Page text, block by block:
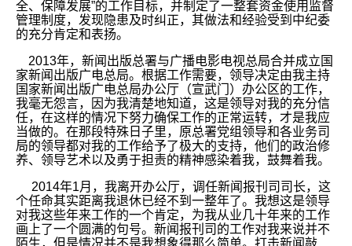
全、保障发展”的工作目标，并制定了一整套资金使用监督
管理制度，发现隐患及时纠正，其做法和经验受到中纪委
的充分肯定和表扬。
2013年，新闻出版总署与广播电影电视总局合并成立国
家新闻出版广电总局。根据工作需要，领导决定由我主持
国家新闻出版广电总局办公厅（宣武门）办公区的工作，
我毫无怨言，因为我清楚地知道，这是领导对我的充分信
任，在这样的情况下努力确保工作的正常运转，才是我应
当做的。在那段特殊日子里，原总署党组领导和各业务司
局的领导都对我的工作给予了极大的支持，他们的政治修
养、领导艺术以及勇于担责的精神感染着我，鼓舞着我。
2014年1月，我离开办公厅，调任新闻报刊司司长，这
个任命其实距离我退休已经不到一整年了。我想这是领导
对我这些年来工作的一个肯定，为我从业几十年来的工作
画上了一个圆满的句号。新闻报刊司的工作对我来说并不
陌生，但是情况并不是我想象得那么简单。打击新闻敲